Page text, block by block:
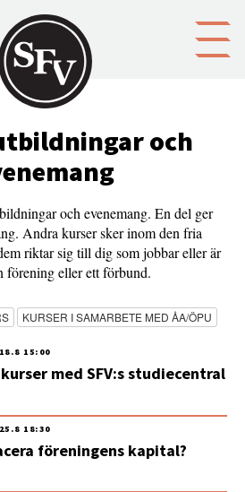
och
och evenemang. En del ger
Andra kurser sker inom den fria
riktar sig till dig som jobbar eller är
eller ett förbund.
KURSER I SAMARBETE MED ÅA/ÖPU
18.8 15:00
med SFV:s studiecentral
25.8 18:30
föreningens kapital?